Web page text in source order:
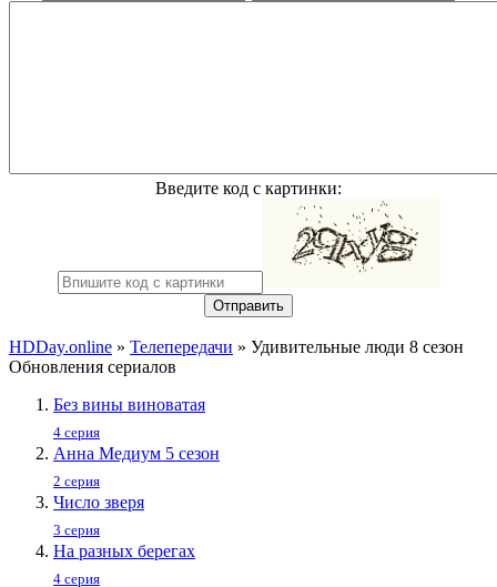
Введите код с картинки:
Отправить
HDDay.online » Телепередачи » Удивительные люди 8 сезон
Обновления сериалов
Без вины виноватая
4 серия
Анна Медиум 5 сезон
2 серия
Число зверя
3 серия
На разных берегах
4 серия